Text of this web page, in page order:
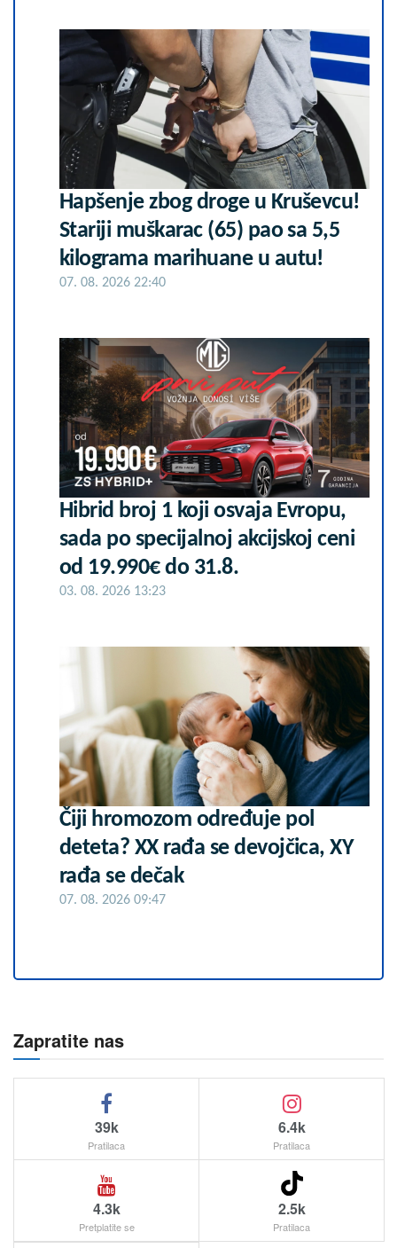
Hapšenje zbog droge u Kruševcu!
Stariji muškarac (65) pao sa 5,5
kilograma marihuane u autu!
07. 08. 2026 22:40
Hibrid broj 1 koji osvaja Evropu,
sada po specijalnoj akcijskoj ceni
od 19.990€ do 31.8.
03. 08. 2026 13:23
Čiji hromozom određuje pol
deteta? XX rađa se devojčica, XY
rađa se dečak
07. 08. 2026 09:47
Zapratite nas
39k
Pratilaca
6.4k
Pratilaca
4.3k
Pretplatite se
2.5k
Pratilaca